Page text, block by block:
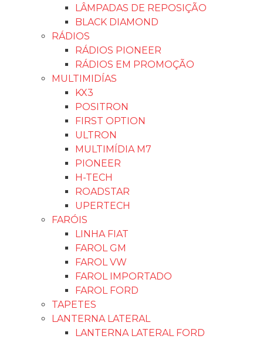
LÂMPADAS DE REPOSIÇÃO
BLACK DIAMOND
RÁDIOS
RÁDIOS PIONEER
RÁDIOS EM PROMOÇÃO
MULTIMIDÍAS
KX3
POSITRON
FIRST OPTION
ULTRON
MULTIMÍDIA M7
PIONEER
H-TECH
ROADSTAR
UPERTECH
FARÓIS
LINHA FIAT
FAROL GM
FAROL VW
FAROL IMPORTADO
FAROL FORD
TAPETES
LANTERNA LATERAL
LANTERNA LATERAL FORD